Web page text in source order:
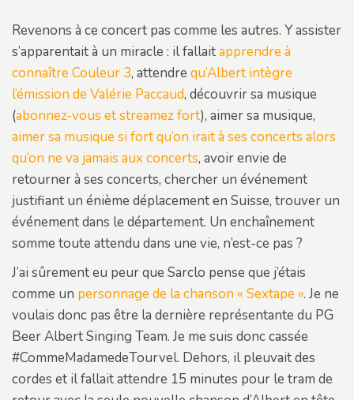
Revenons à ce concert pas comme les autres. Y assister
s’apparentait à un miracle : il fallaitapprendre à
connaître Couleur 3, attendre qu’Albert intègre
l’émission de Valérie Paccaud, découvrir sa musique
(abonnez-vous et streamez fort), aimer sa musique,
aimer sa musique si fort qu’on irait à ses concerts alors
qu’on ne va jamais aux concerts, avoir envie de
retourner à ses concerts, chercher un événement
justifiant un énième déplacement en Suisse, trouver un
événement dans le département. Un enchaînement
somme toute attendu dans une vie, n’est-ce pas ?
J’ai sûrement eu peur que Sarclo pense que j’étais
comme un personnage de la chanson « Sextape ». Je ne
voulais donc pas être la dernière représentante du PG
Beer Albert Singing Team. Je me suis donc cassée
#CommeMadamedeTourvel. Dehors, il pleuvait des
cordes et il fallait attendre 15 minutes pour le tram de